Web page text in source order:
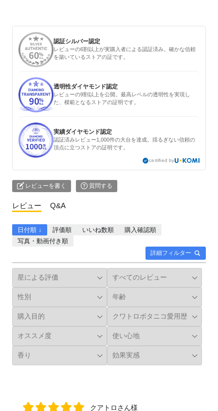
認証シルバー認定
レビューの6割以上が実購入者による認証済み。確かな信頼
を築いているストアの証です。
透明性ダイヤモンド認定
レビューの9割以上を公開。最高レベルの透明性を実現し
た、模範となるストアの証明です。
実績ダイヤモンド認定
認証済みレビュー1,000件の大台を達成。揺るぎない信頼の
頂点に立つストアの証明です。
certified by
レビューを書く 質問する
レビュー Q&A
詳細フィルター
日付順 ↓ 評価順 いいね数順
購入確認順
写真・動画付き順
クアトロさん様